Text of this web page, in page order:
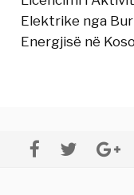
Elektrike nga
Energjisë në